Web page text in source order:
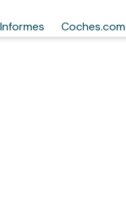
Informes Coches.com